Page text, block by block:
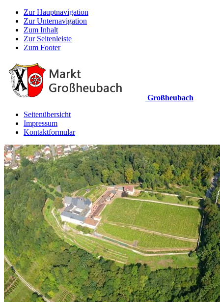
Zur Hauptnavigation
Zur Unternavigation
Zum Inhalt
Zur Seitenleiste
Zum Footer
Großheubach
Seitenübersicht
Impressum
Kontaktformular